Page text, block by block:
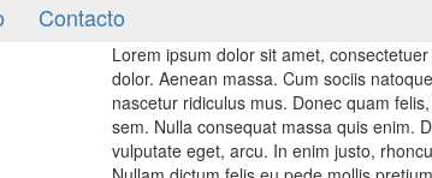
Contacto
Lorem ipsum dolor sit amet,
dolor. Aenean massa. Cum sociis
nascetur ridiculus mus. Donec quam
sem. Nulla consequat massa quis enim.
vulputate eget, arcu. In enim justo,